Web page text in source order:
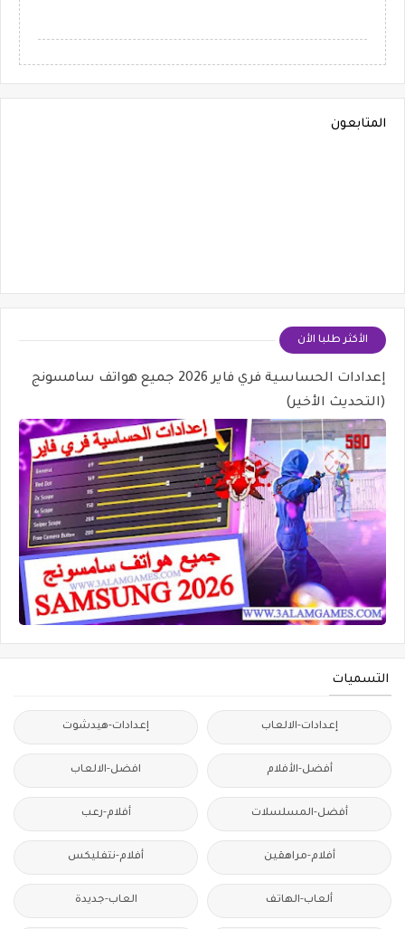
المتابعون
الأكثر طلبا الأن
إعدادات الحساسية فري فاير 2026 جميع هواتف سامسونج
(التحديث الأخير)
التسميات
إعدادات-الالعاب إعدادات-هيدشوت
أفضل-الأفلام افضل-الالعاب
أفضل-المسلسلات أفلام-رعب
أفلام-مراهقين أفلام-نتفليكس
ألعاب-الهاتف العاب-جديدة